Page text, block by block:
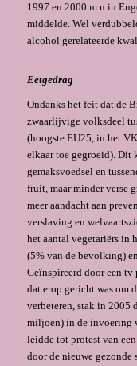
1997 en 2000 m.n in
middelde. Wel
alcohol gerelateerde
Eetgedrag
Ondanks het feit dat de
zwaarlijvige volksdeel
(hoogste EU25, in het
elkaar toe gegroeid). Dit
gemaksvoedsel en
fruit, maar minder verse
meer aan­dacht aan
verslaving en
het aantal vegetariërs in
(5% van de bevolking)
Geïnspireerd door een
dat erop gericht was om
verbeteren, stak in 2005
miljoen) in de invoering
leidde tot protest van
door de nieuwe gezonde